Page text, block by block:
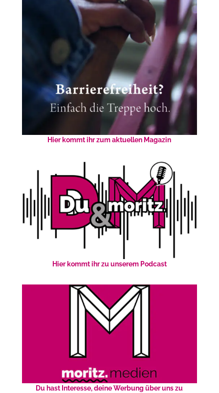
Hier kommt ihr zum aktuellen Magazin
Hier kommt ihr zu unserem Podcast
Du hast Interesse, deine Werbung über uns zu